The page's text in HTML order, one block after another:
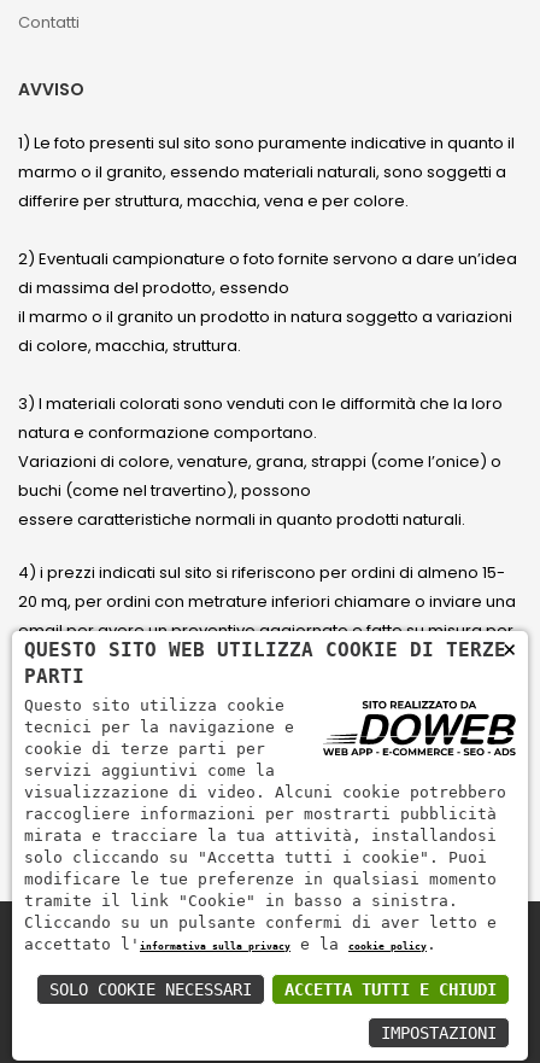
Contatti
AVVISO
1) Le foto presenti sul sito sono puramente indicative in quanto il
marmo o il granito, essendo materiali naturali, sono soggetti a
differire per struttura, macchia, vena e per colore.
2) Eventuali campionature o foto fornite servono a dare un’idea
di massima del prodotto, essendo
il marmo o il granito un prodotto in natura soggetto a variazioni
di colore, macchia, struttura.
3) I materiali colorati sono venduti con le difformità che la loro
natura e conformazione comportano.
Variazioni di colore, venature, grana, strappi (come l’onice) o
buchi (come nel travertino), possono
essere caratteristiche normali in quanto prodotti naturali.
4) i prezzi indicati sul sito si riferiscono per ordini di almeno 15-
20 mq, per ordini con metrature inferiori chiamare o inviare una
email per avere un preventivo aggiornato e fatto su misura per
il cliente.
5) Paga con Carta di credito Visa, Visa Electron, Maestro,
Mastercard tramite il circuito PayPal. PayPal serve per pagare,
inviare denaro e accettare pagamenti in modo rapido,
semplice e sicuro.
Zem Marmi P.I. 03463990246
Paga in modo sicuro con
×
QUESTO SITO WEB UTILIZZA COOKIE DI TERZE
PARTI
Questo sito utilizza cookie
tecnici per la navigazione e
cookie di terze parti per
servizi aggiuntivi come la
visualizzazione di video. Alcuni cookie potrebbero
raccogliere informazioni per mostrarti pubblicità
mirata e tracciare la tua attività, installandosi
solo cliccando su "Accetta tutti i cookie". Puoi
modificare le tue preferenze in qualsiasi momento
tramite il link "Cookie" in basso a sinistra.
Cliccando su un pulsante confermi di aver letto e
accettato l' informativa sulla privacy e la cookie policy .
ACCETTA TUTTI E CHIUDI
SOLO COOKIE NECESSARI
IMPOSTAZIONI